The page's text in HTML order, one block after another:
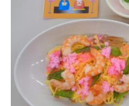
ものわすれ外来
訪問リハビリテーション
掲示事項
地域医療連携室
感染対策管理部門
医療安全管理部門